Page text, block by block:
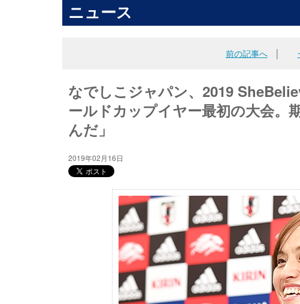
ニュース
前の記事へ│
なでしこジャパン、2019
ールドカップイヤー最初の大会。
んだ」
2019年02月16日